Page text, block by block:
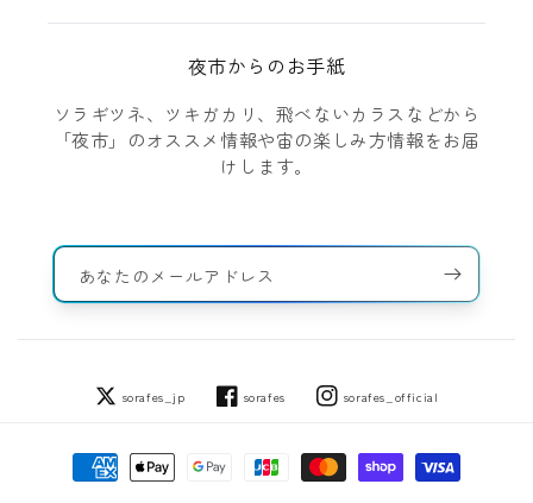
夜市からのお手紙
ソラギツネ、ツキガカリ、飛べないカラスなどから
「夜市」のオススメ情報や宙の楽しみ方情報をお届
けします。
あなたのメールアドレス
Twitter
sorafes_jp Facebook
sorafes Instagram
sorafes_official
決
済